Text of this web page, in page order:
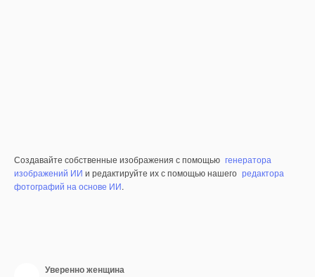
Создавайте собственные изображения с помощью генератора
изображений ИИ и редактируйте их с помощью нашего редактора
фотографий на основе ИИ.
Уверенно женщина